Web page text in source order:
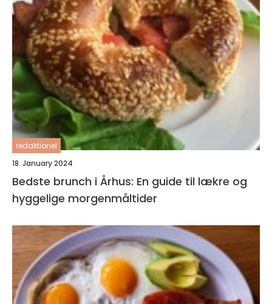
redaktionel
18. January 2024
Bedste brunch i Århus: En guide til lækre og
hyggelige morgenmåltider